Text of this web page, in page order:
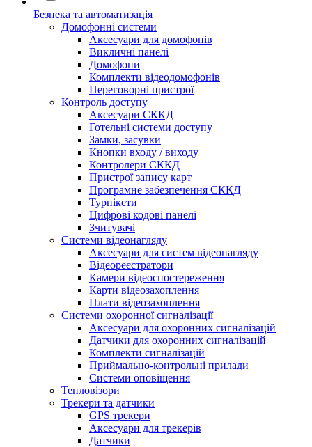
Безпека та автоматизація
Домофонні системи
Аксесуари для домофонів
Викличні панелі
Домофони
Комплекти відеодомофонів
Переговорні пристрої
Контроль доступу
Аксесуари СККД
Готельні системи доступу
Замки, засувки
Кнопки входу / виходу
Контролери СККД
Пристрої запису карт
Програмне забезпечення СККД
Турнікети
Цифрові кодові панелі
Зчитувачі
Системи відеонагляду
Аксесуари для систем відеонагляду
Відеореєстратори
Камери відеоспостереження
Карти відеозахоплення
Плати відеозахоплення
Системи охоронної сигналізації
Аксесуари для охоронних сигналізацій
Датчики для охоронних сигналізацій
Комплекти сигналізацій
Приймально-контрольні прилади
Системи оповіщення
Тепловізори
Трекери та датчики
GPS трекери
Аксесуари для трекерів
Датчики